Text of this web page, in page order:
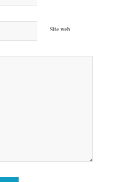
Site web